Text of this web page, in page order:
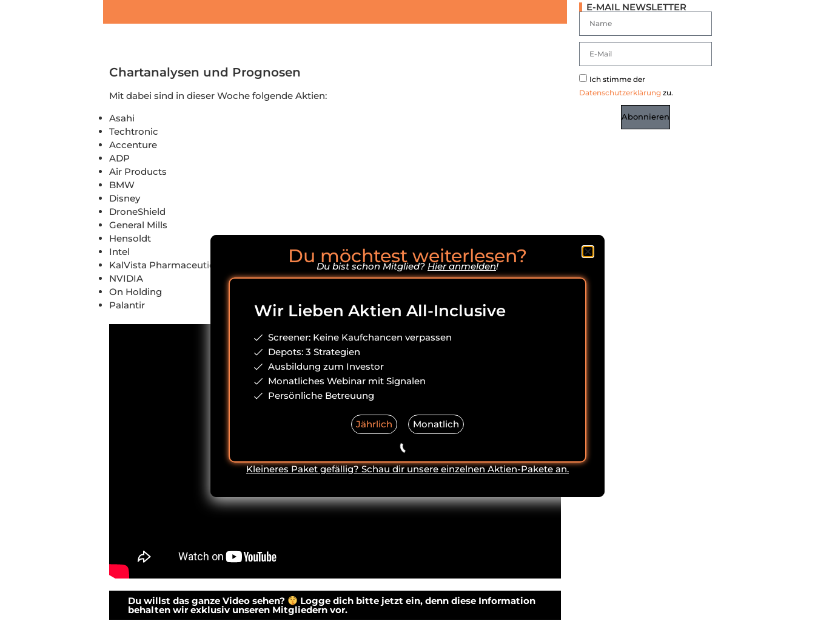
Chartanalysen und Prognosen
Mit dabei sind in dieser Woche folgende Aktien:
Asahi
Techtronic
Accenture
ADP
Air Products
BMW
Disney
DroneShield
General Mills
Hensoldt
Intel
KalVista Pharmaceuticals
NVIDIA
On Holding
Palantir
Du willst das ganze Video sehen? Logge dich bitte jetzt ein, denn diese Information
behalten wir exklusiv unseren Mitgliedern vor.
E-MAIL NEWSLETTER
Ich stimme der
Datenschutzerklärung zu.
Abonnieren
Du möchtest weiterlesen?
Du bist schon Mitglied? Hier anmelden!
Wir Lieben Aktien All-Inclusive
Screener: Keine Kaufchancen verpassen
Depots: 3 Strategien
Ausbildung zum Investor
Monatliches Webinar mit Signalen
Persönliche Betreuung
Jährlich Monatlich
Kleineres Paket gefällig? Schau dir unsere einzelnen Aktien-Pakete an.